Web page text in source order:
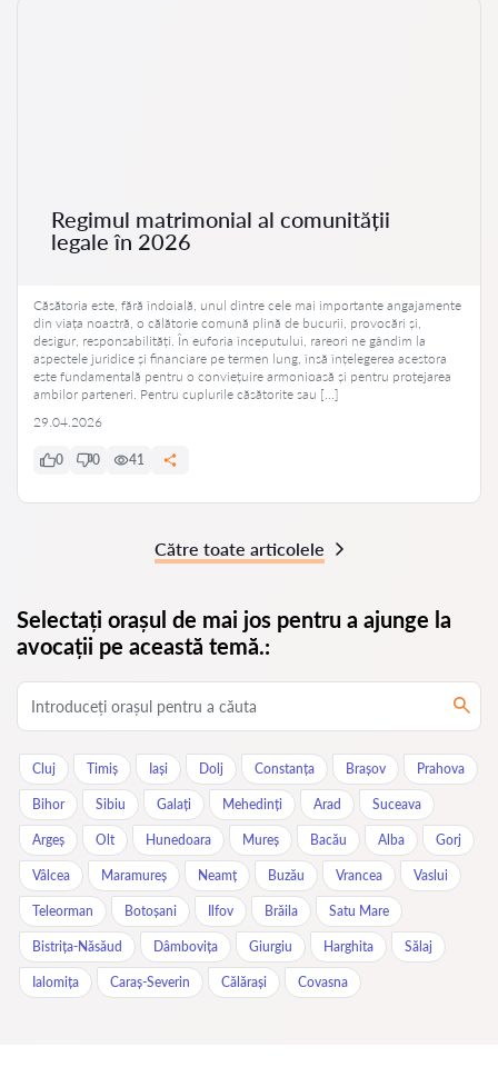
Regimul matrimonial al comunității
legale în 2026
Căsătoria este, fără îndoială, unul dintre cele mai importante angajamente
din viața noastră, o călătorie comună plină de bucurii, provocări și,
desigur, responsabilități. În euforia începutului, rareori ne gândim la
aspectele juridice și financiare pe termen lung, însă înțelegerea acestora
este fundamentală pentru o conviețuire armonioasă și pentru protejarea
ambilor parteneri. Pentru cuplurile căsătorite sau […]
29.04.2026
0 0 41
Către toate articolele
Selectați orașul de mai jos pentru a ajunge la
avocații pe această temă.:
Cluj Timiș Iași Dolj Constanța Brașov Prahova
Bihor Sibiu Galați Mehedinți Arad Suceava
Argeș Olt Hunedoara Mureș Bacău Alba Gorj
Vâlcea Maramureș Neamț Buzău Vrancea Vaslui
Teleorman Botoșani Ilfov Brăila Satu Mare
Bistrița-Năsăud Dâmbovița Giurgiu Harghita Sălaj
Ialomița Caraș-Severin Călărași Covasna